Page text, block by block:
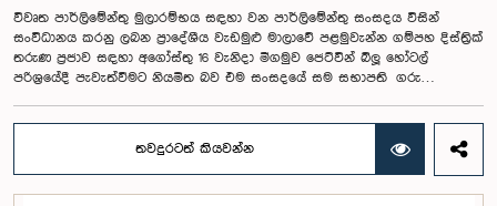
විවෘත පාර්ලිමේන්තු මුලාරම්භය සඳහා වන පාර්ලිමේන්තු සංසදය විසින්
සංවිධානය කරනු ලබන ප්‍රාදේශීය වැඩමුළු මාලාවේ පළමුවැන්න ගම්පහ දිස්ත්‍රික්
තරුණ ප්‍රජාව සඳහා අගෝස්තු 16 වැනිදා මීගමුව ජෙට්වින් බ්ලූ හෝටල්
පරිශ්‍රයේදී පැවැත්වීමට නියමිත බව එම සංසදයේ සම සභාපති ගරු
සහභාගීත්වයෙන් විවෘත පාර්ලිමේන්තු සංකල්පය තවදුරටත් ප්‍රවර්ධනය කිරීමේ
අරමුණින් මෙම වැඩමුළු මාලාව සංවිධානය කෙරෙන අතර සංසදයේ සාමාජික
මන්ත්‍රීවරු මෙන්ම ගම්පහ දිස්ත්‍රික් පාර්ලිමේන්තු මන්ත්‍රීවරුන් ද මෙම අවස්ථාවට
තවදුරටත් කියවන්න